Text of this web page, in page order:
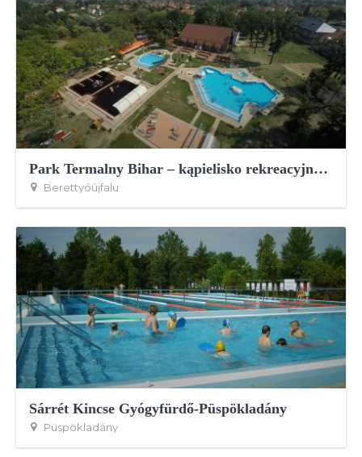
Park Termalny Bihar – kąpielisko rekreacyjne i termalne
Berettyóújfalu
Sárrét Kincse Gyógyfürdő-Püspökladány
Püspökladány